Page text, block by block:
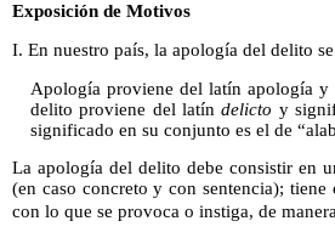
Exposición de Motivos
I. En nuestro país, la apología del delito
Apología proviene del latín apología y
delito proviene del latíndelicto y
significado en su conjunto es el de
La apología del delito debe consistir en
(en caso concreto y con sentencia);
con lo que se provoca o instiga, de